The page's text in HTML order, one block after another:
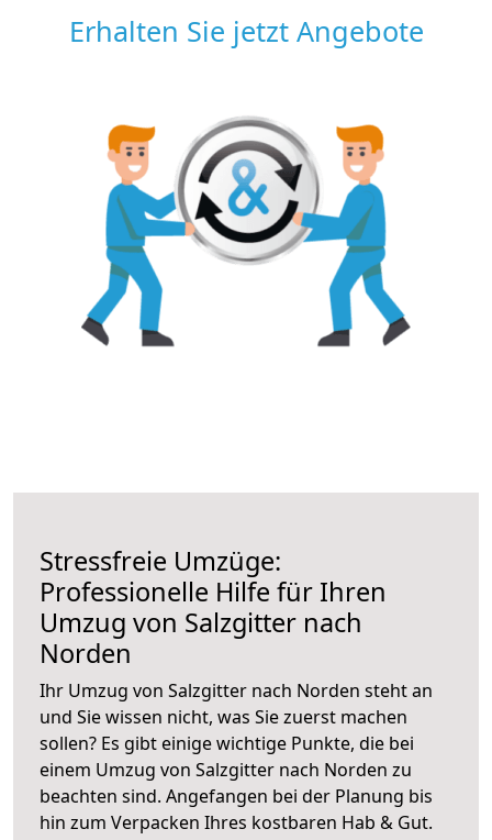
Erhalten Sie jetzt Angebote
Stressfreie Umzüge:
Professionelle Hilfe für Ihren
Umzug von Salzgitter nach
Norden
Ihr Umzug von Salzgitter nach Norden steht an
und Sie wissen nicht, was Sie zuerst machen
sollen? Es gibt einige wichtige Punkte, die bei
einem Umzug von Salzgitter nach Norden zu
beachten sind. Angefangen bei der Planung bis
hin zum Verpacken Ihres kostbaren Hab & Gut.